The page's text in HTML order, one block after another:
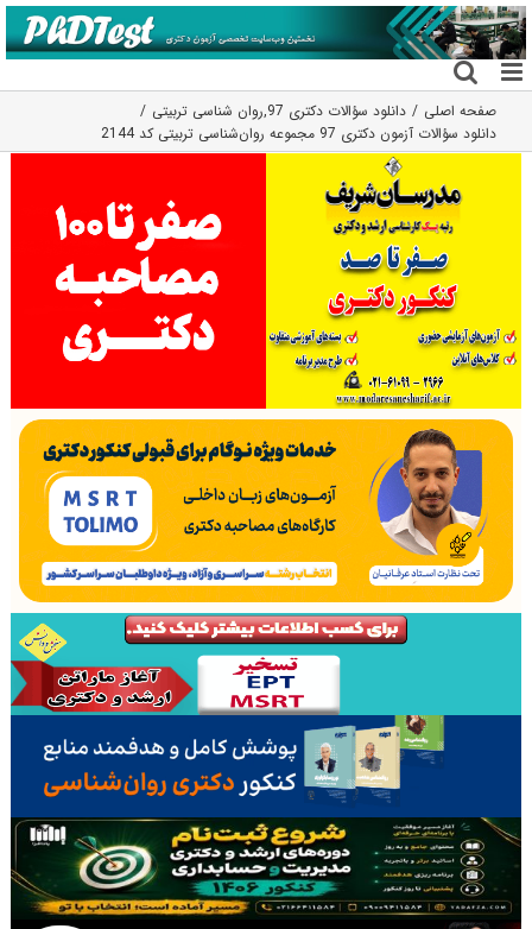
رفتن
به
محتوا
صفحه اصلی دانلود سؤالات دکتری 97 ,روان شناسی تربیتی
دانلود سؤالات آزمون دکتری 97 مجموعه روان‌شناسی تربیتی کد 2144